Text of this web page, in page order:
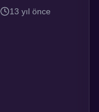
13 yıl önce